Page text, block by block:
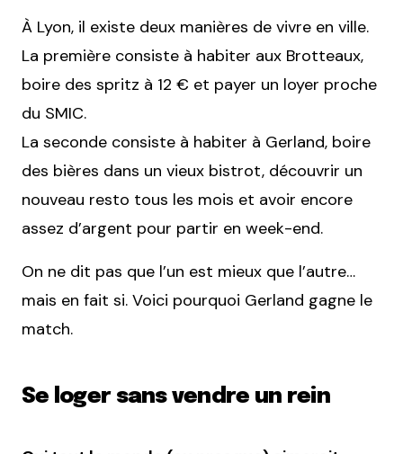
À Lyon, il existe deux manières de vivre en ville.
La première consiste à habiter aux Brotteaux,
boire des spritz à 12 € et payer un loyer proche
du SMIC.
La seconde consiste à habiter à Gerland, boire
des bières dans un vieux bistrot, découvrir un
nouveau resto tous les mois et avoir encore
assez d’argent pour partir en week-end.
On ne dit pas que l’un est mieux que l’autre…
mais en fait si. Voici pourquoi Gerland gagne le
match.
Se loger sans vendre un rein